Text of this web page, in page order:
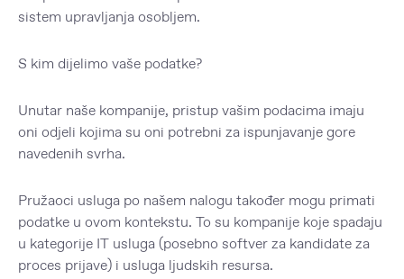
sistem upravljanja osobljem.
S kim dijelimo vaše podatke?
Unutar naše kompanije, pristup vašim podacima imaju
oni odjeli kojima su oni potrebni za ispunjavanje gore
navedenih svrha.
Pružaoci usluga po našem nalogu također mogu primati
podatke u ovom kontekstu. To su kompanije koje spadaju
u kategorije IT usluga (posebno softver za kandidate za
proces prijave) i usluga ljudskih resursa.